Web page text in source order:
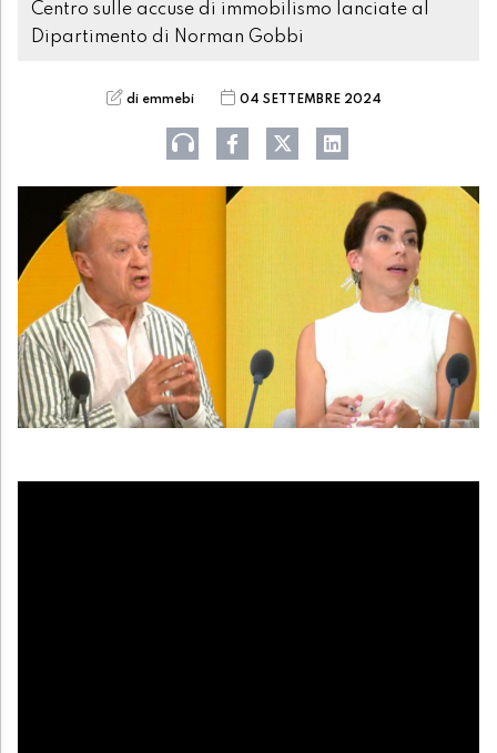
Centro sulle accuse di immobilismo lanciate al
Dipartimento di Norman Gobbi
di emmebi 04 SETTEMBRE 2024